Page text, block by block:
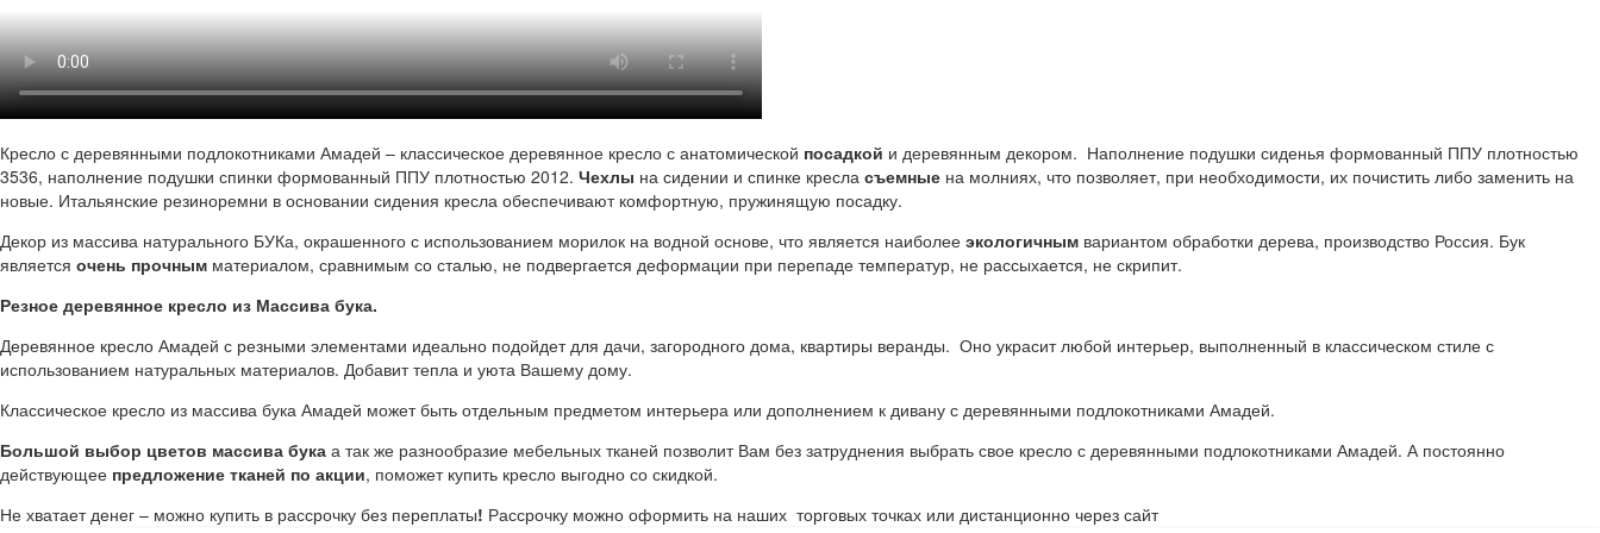
Кресло с деревянными подлокотниками Амадей – классическое деревянное кресло с анатомической посадкой и деревянным декором. Наполнение подушки сиденья формованный ППУ плотностью
3536, наполнение подушки спинки формованный ППУ плотностью 2012. Чехлы на сидении и спинке кресла съемные на молниях, что позволяет, при необходимости, их почистить либо заменить на
новые. Итальянские резиноремни в основании сидения кресла обеспечивают комфортную, пружинящую посадку.
Декор из массива натурального БУКа, окрашенного с использованием морилок на водной основе, что является наиболее экологичным вариантом обработки дерева, производство Россия. Бук
является очень прочным материалом, сравнимым со сталью, не подвергается деформации при перепаде температур, не рассыхается, не скрипит.
Резное деревянное кресло из Массива бука.
Деревянное кресло Амадей с резными элементами идеально подойдет для дачи, загородного дома, квартиры веранды. Оно украсит любой интерьер, выполненный в классическом стиле с
использованием натуральных материалов. Добавит тепла и уюта Вашему дому.
Классическое кресло из массива бука Амадей может быть отдельным предметом интерьера или дополнением к дивану с деревянными подлокотниками Амадей.
Большой выбор цветов массива бука а так же разнообразие мебельных тканей позволит Вам без затруднения выбрать свое кресло с деревянными подлокотниками Амадей. А постоянно
действующее предложение тканей по акции, поможет купить кресло выгодно со скидкой.
Не хватает денег – можно купить в рассрочку без переплаты! Рассрочку можно оформить на наших торговых точках или дистанционно через сайт